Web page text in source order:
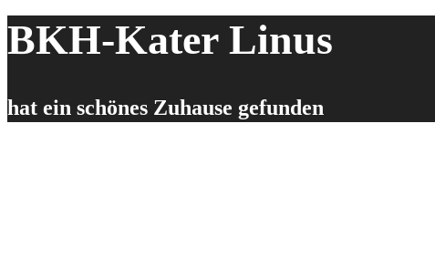
BKH-Kater Linus
hat ein schönes Zuhause gefunden